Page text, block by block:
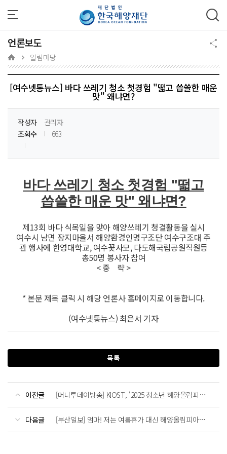
본문 바로가기
주메뉴 바로가기
하단 바로가기
언론보도
알림마당
[여수넷통뉴스] 바다 쓰레기 청소 첫경험 "떫고 씁쓸한 매운
맛" 왜냐면?
작성자
관리자
조회수
663
바다 쓰레기 청소 첫경험 "떫고
씁쓸한 매운 맛" 왜냐면?
제13회 바다 식목일을 맞아 해양쓰레기 청결활동을 실시
여수시 남면 장지마을서 해양환경인명구조단 여수구조대 주
관 행사에 한영대학교, 여수꽃사모, 다도해국립공원직원등
총50명 봉사자 참여
< 중 략 >
* 본문 제목 클릭 시 해당 언론사 홈페이지로 이동합니다.
(여수넷통뉴스) 최은서 기자
목록
이전글 [머니투데이방송] KIOST, '2025 청소년 해양올림피아드' 개최
다음글 [부산일보] 엄마! 저는 여름휴가 대신 해양올림피아드 갈래요